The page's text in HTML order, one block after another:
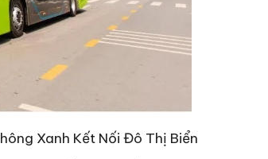
Xanh Kết Nối Đô Thị Biển